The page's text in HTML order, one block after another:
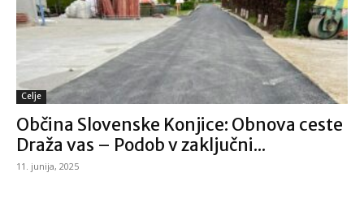
Celje
Občina Slovenske Konjice: Obnova ceste
Draža vas – Podob v zaključni...
11. junija, 2025